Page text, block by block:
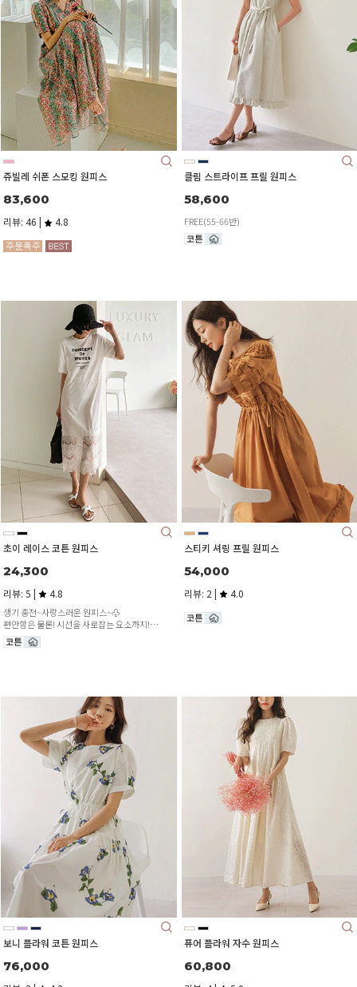
쥬빌레 쉬폰 스모킹 원피스
83,600
리뷰: 46 | 4.8
클림 스트라이프 프릴 원피스
58,600
FREE(55-66반)
초이 레이스 코튼 원피스
24,300
리뷰: 5 | 4.8
생기 충전~사랑스러운 원피스~♧
편안함은 물론! 시선을 사로잡는 요소까지!
은은하게 비치는 레이스로 로맨틱하게^^
스티키 셔링 프릴 원피스
54,000
리뷰: 2 | 4.0
보니 플라워 코튼 원피스
76,000
퓨어 플라워 자수 원피스
60,800